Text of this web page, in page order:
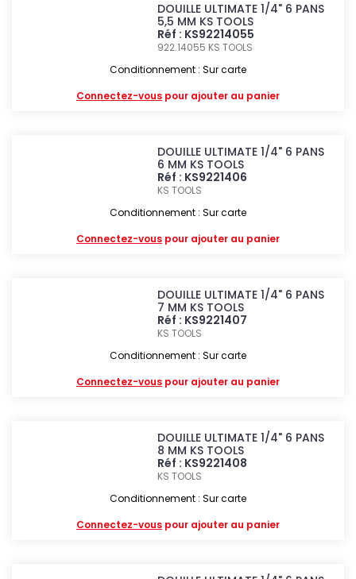
DOUILLE ULTIMATE 1/4" 6 PANS
5,5 MM KS TOOLS
Réf : KS92214055
922.14055 KS TOOLS
Conditionnement : Sur carte
Connectez-vous pour ajouter au panier
DOUILLE ULTIMATE 1/4" 6 PANS
6 MM KS TOOLS
Réf : KS9221406
KS TOOLS
Conditionnement : Sur carte
Connectez-vous pour ajouter au panier
DOUILLE ULTIMATE 1/4" 6 PANS
7 MM KS TOOLS
Réf : KS9221407
KS TOOLS
Conditionnement : Sur carte
Connectez-vous pour ajouter au panier
DOUILLE ULTIMATE 1/4" 6 PANS
8 MM KS TOOLS
Réf : KS9221408
KS TOOLS
Conditionnement : Sur carte
Connectez-vous pour ajouter au panier